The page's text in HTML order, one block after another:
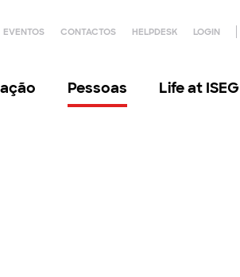
EVENTOS CONTACTOS HELPDESK LOGIN
Pessoas Life at ISEG